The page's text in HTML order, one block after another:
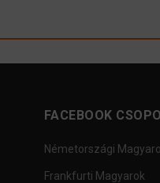
FACEBOOK
Németországi
Frankfurti Magyarok